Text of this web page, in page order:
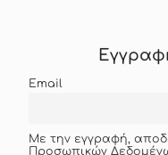
Email
Με την εγγραφή,
Προσωπικών